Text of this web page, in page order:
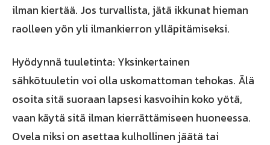
ilman kiertää. Jos turvallista, jätä ikkunat hieman
raolleen yön yli ilmankierron ylläpitämiseksi.
Hyödynnä tuuletinta: Yksinkertainen
sähkötuuletin voi olla uskomattoman tehokas. Älä
osoita sitä suoraan lapsesi kasvoihin koko yötä,
vaan käytä sitä ilman kierrättämiseen huoneessa.
Ovela niksi on asettaa kulhollinen jäätä tai